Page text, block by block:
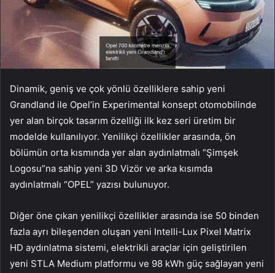
Dinamik, geniş ve çok yönlü özelliklere sahip yeni
Grandland ile Opel’in Experimental konsept otomobilinde
yer alan birçok tasarım özelliği ilk kez seri üretim bir
modelde kullanılıyor. Yenilikçi özellikler arasında, ön
bölümün orta kısmında yer alan aydınlatmalı “Şimşek
Logosu”na sahip yeni 3D Vizör ve arka kısımda
aydınlatmalı “OPEL” yazısı bulunuyor.
Diğer öne çıkan yenilikçi özellikler arasında ise 50 binden
fazla ayrı bileşenden oluşan yeni Intelli-Lux Pixel Matrix
HD aydınlatma sistemi, elektrikli araçlar için geliştirilen
yeni STLA Medium platformu ve 98 kWh güç sağlayan yeni